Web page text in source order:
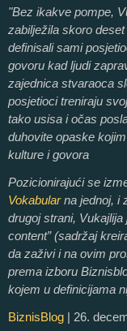
"Bez ikakve pompe,
zabilježila skoro
definisali sami
govoru kad ljudi
zajednica stvaraoca
posjetioci treniraju
tako usisa i očas
duhovite opaske
kulture i govora
Pozicionirajući se
Vokabularna jednoj, i
drugoj strani,
content” (sadržaj
da zaživi i na ovim
prema izboru
kojem u definicijama
BiznisBlog | 26.